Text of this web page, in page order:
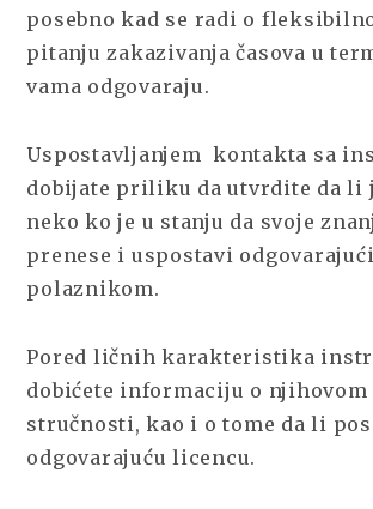
posebno kad se radi o
pitanju zakazivanja časova u
vama odgovaraju.
Uspostavljanjem kontakta sa
dobijate priliku da utvrdite da li
neko ko je u stanju da svoje
prenese i uspostavi
polaznikom.
Pored ličnih karakteristika
dobićete informaciju o
stručnosti, kao i o tome da li
odgovarajuću licencu.